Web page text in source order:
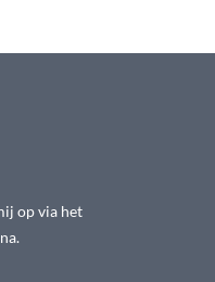
op via het